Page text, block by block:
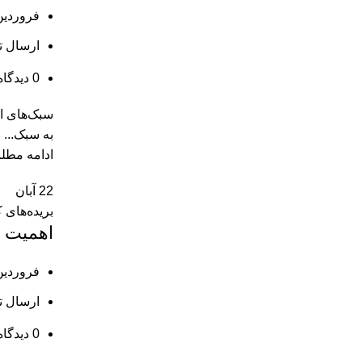
فروردین 20,
0
سبک‌های
به سبک...
ادامه
22 آبان
بریده‌های
اهمیت
فروردین 20,
0